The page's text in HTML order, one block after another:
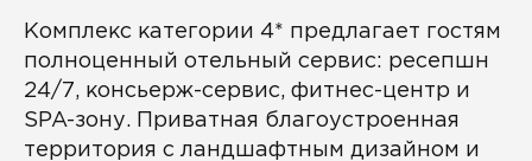
Комплекс категории 4* предлагает гостям
полноценный отельный сервис: ресепшн
24/7, консьерж-сервис, фитнес-центр и
SPA-зону. Приватная благоустроенная
территория с ландшафтным дизайном и